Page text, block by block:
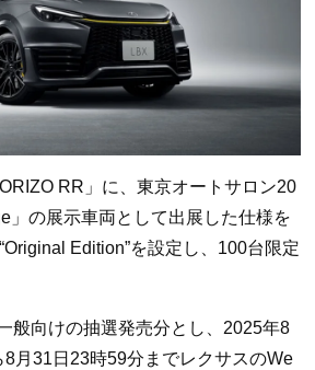
RR」に、東京オートサロン20
」の展示車両として出展した仕様を
Edition”を設定し、100台限定
般向けの抽選発売分とし、2025年8
8月31日23時59分までレクサスのWe